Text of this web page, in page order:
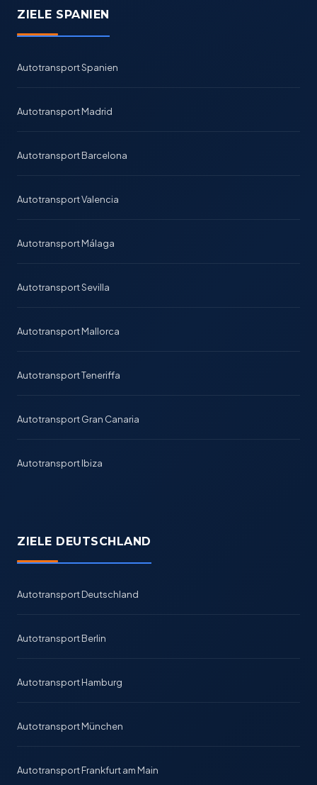
ZIELE SPANIEN
Autotransport Spanien
Autotransport Madrid
Autotransport Barcelona
Autotransport Valencia
Autotransport Málaga
Autotransport Sevilla
Autotransport Mallorca
Autotransport Teneriffa
Autotransport Gran Canaria
Autotransport Ibiza
ZIELE DEUTSCHLAND
Autotransport Deutschland
Autotransport Berlin
Autotransport Hamburg
Autotransport München
Autotransport Frankfurt am Main